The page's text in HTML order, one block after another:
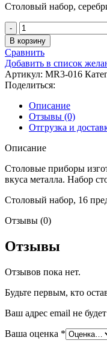
Столовый набор,
Количество
товара
НАБОР
СТОЛОВЫХ
ПРИБОРОВ
BESTICKSET
В корзину
Сравнить
Добавить в список
Артикул: MR3-016
Поделиться:
Описание
Отзывы (0)
Отгрузка и
Описание
Столовые приборы
вкуса металла. Набор
Столовый набор, 16
Отзывы (0)
Отзывы
Отзывов пока нет.
Будьте первым, кто
Ваш адрес email не
Ваша оценка *